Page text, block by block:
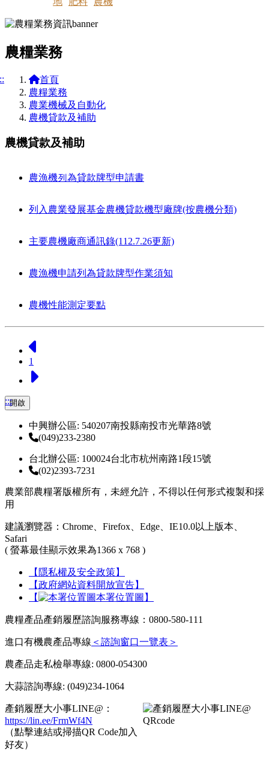
農糧業務
首頁
農糧業務
農業機械及自動化
農機貸款及補助
農機貸款及補助
農漁機列為貸款牌型申請書
列入農業發展基金農機貸款機型廠牌(按農機分類)
主要農機廠商通訊錄(112.7.26更新)
農漁機申請列為貸款牌型作業須知
農機性能測定要點
1
:::開啟
中興辦公區: 540207南投縣南投市光華路8號
(049)233-2380
台北辦公區: 100024台北市杭州南路1段15號
(02)2393-7231
農業部農糧署版權所有，未經允許，不得以任何形式複製和採
用
建議瀏覽器：Chrome、Firefox、Edge、IE10.0以上版本、
Safari
( 螢幕最佳顯示效果為1366 x 768 )
【隱私權及安全政策】
【政府網站資料開放宣告】
【
本署位置圖】
農糧產品產銷履歷諮詢服務專線：0800-580-111
進口有機農產品專線 ＜諮詢窗口一覽表＞
農產品走私檢舉專線: 0800-054300
大蒜諮詢專線: (049)234-1064
產銷履歷大小事LINE@：
https://lin.ee/FrmWf4N
（點擊連結或掃描QR Code加入
好友）